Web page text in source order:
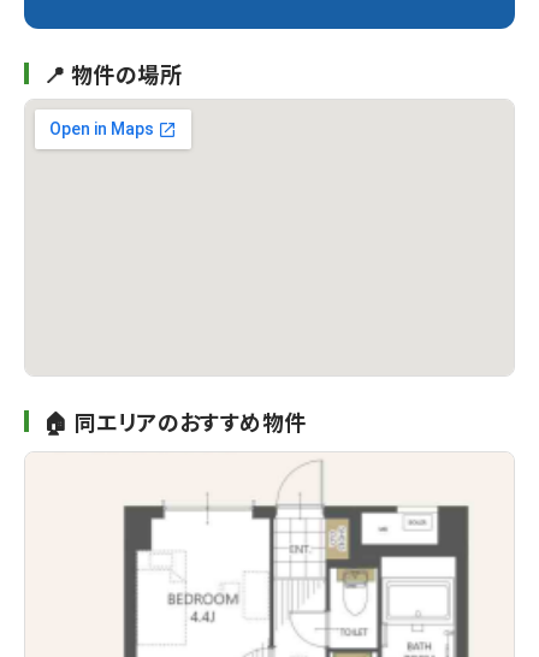
📍 物件の場所
🏠 同エリアのおすすめ物件